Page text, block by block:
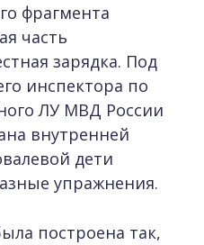
фрагмента
часть
зарядка. Под
инспектора по
ЛУ МВД России
внутренней
дети
упражнения.
построена так,